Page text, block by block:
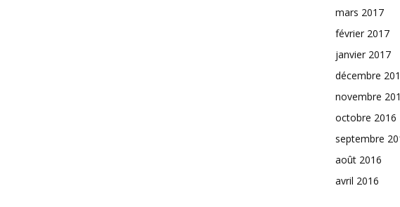
mars 2017
février 2017
janvier 2017
décembre
novembre
octobre 2016
septembre
août 2016
avril 2016